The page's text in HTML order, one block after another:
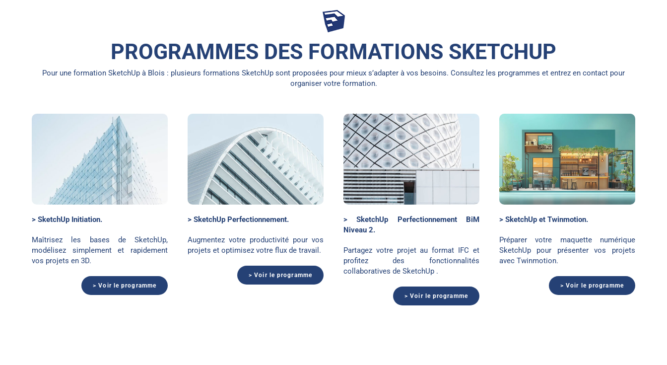
PROGRAMMES DES FORMATIONS SKETCHUP
Pour une formation SketchUp à Blois : plusieurs formations SketchUp sont proposées pour mieux s’adapter à vos besoins. Consultez les programmes et entrez en contact pour
organiser votre formation.
> SketchUp Initiation.
Maîtrisez les bases de SketchUp,
modélisez simplement et rapidement
vos projets en 3D.
> Voir le programme
SketchUp perfectionnement
> SketchUp Perfectionnement.
Augmentez votre productivité pour vos
projets et optimisez votre flux de travail.
> Voir le programme
SketchUp BiM Niveau 2
> SketchUp Perfectionnement BiM
Niveau 2.
Partagez votre projet au format IFC et
profitez des fonctionnalités
collaboratives de SketchUp .
> Voir le programme
SketchUp et Twinmotion
> SketchUp et Twinmotion.
Préparer votre maquette numérique
SketchUp pour présenter vos projets
avec Twinmotion.
> Voir le programme